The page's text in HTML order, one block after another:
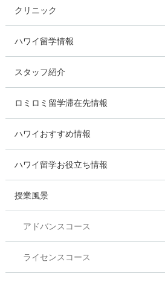
クリニック
ハワイ留学情報
スタッフ紹介
ロミロミ留学滞在先情報
ハワイおすすめ情報
ハワイ留学お役立ち情報
授業風景
アドバンスコース
ライセンスコース